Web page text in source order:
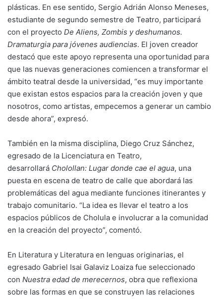
plásticas. En ese sentido, Sergio Adrián Alonso Meneses,
estudiante de segundo semestre de Teatro, participará
con el proyecto De Aliens, Zombis y deshumanos.
Dramaturgia para jóvenes audiencias. El joven creador
destacó que este apoyo representa una oportunidad para
que las nuevas generaciones comiencen a transformar el
ámbito teatral desde la universidad, “es muy importante
que existan estos espacios para la creación joven y que
nosotros, como artistas, empecemos a generar un cambio
desde ahora”, expresó.
También en la misma disciplina, Diego Cruz Sánchez,
egresado de la Licenciatura en Teatro,
desarrollará Cholollan: Lugar donde cae el agua, una
puesta en escena de teatro de calle que abordará las
problemáticas del agua mediante funciones itinerantes y
trabajo comunitario. “La idea es llevar el teatro a los
espacios públicos de Cholula e involucrar a la comunidad
en la creación del proyecto”, comentó.
En Literatura y Literatura en lenguas originarias, el
egresado Gabriel Isai Galaviz Loaiza fue seleccionado
con Nuestra edad de merecernos, obra que reflexiona
sobre las formas en que se construyen las relaciones